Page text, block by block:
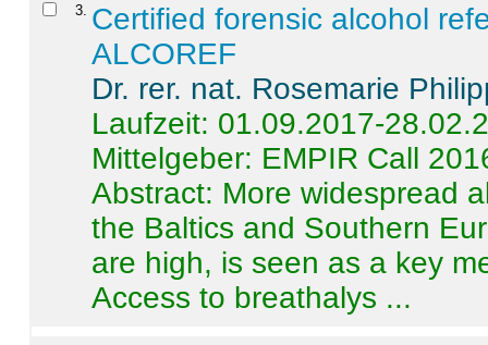
3 Certified forensic alcohol
ALCOREF
Dr. rer. nat. Rosemarie
Laufzeit: 01.09.2017-
Mittelgeber: EMPIR Call
Abstract: More widespread
the Baltics and Southern
are high, is seen as a key
Access to breathalys ...